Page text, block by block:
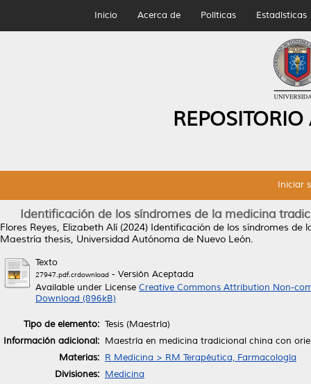
Inicio Acerca de Políticas Estadísticas
Iniciar
Identificación de los síndromes de la medicina
Flores Reyes, Elizabeth Alí (2024) Identificación de los síndromes de
Maestría thesis, Universidad Autónoma de Nuevo León.
Texto
27947.pdf.crdownload - Versión Aceptada
Available under License Creative Commons Attribution Non-
Download (896kB)
Tipo de elemento: Tesis (Maestría)
Información adicional: Maestría en medicina tradicional china con
Materias: R Medicina > RM Terapéutica, Farmacología
Divisiones: Medicina